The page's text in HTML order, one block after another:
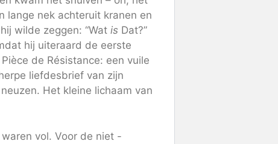
lange nek achteruit kranen en
wilde zeggen: “Wat is Dat?”
hij uiteraard de eerste
de Résistance: een vuile
liefdesbrief van zijn
Het kleine lichaam van
vol. Voor de niet -